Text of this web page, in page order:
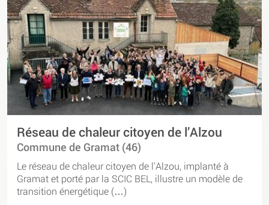
Réseau de chaleur citoyen de l’Alzou
Commune de Gramat (46)
Le réseau de chaleur citoyen de l’Alzou, implanté à
Gramat et porté par la SCIC BEL, illustre un modèle de
transition énergétique (…)